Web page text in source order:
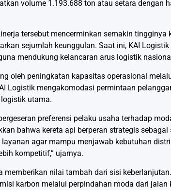
volume 1.193.688 ton atau setara dengan
tersebut mencerminkan semakin tingginya
sejumlah keunggulan. Saat ini, KAI
mendukung kelancaran arus logistik
oleh peningkatan kapasitas operasional
Logistik mengakomodasi permintaan
utama.
preferensi pelaku usaha terhadap
bahwa kereta api berperan strategis
agar mampu menjawab kebutuhan
kompetitif,” ujarnya.
nilai tambah dari sisi
karbon melalui perpindahan moda dari jalan